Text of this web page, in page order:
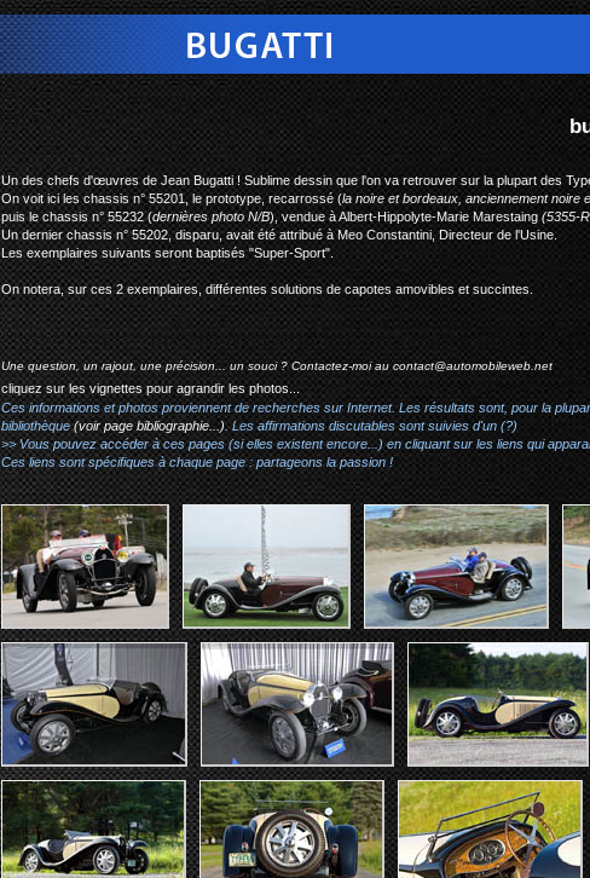
bugatti type 55 roadster jean
Un des chefs d'œuvres de Jean Bugatti ! Sublime dessin que l'on va retrouver sur la plupart des
On voit ici les chassis n° 55201, le prototype, recarrossé (la noire et bordeaux, anciennement noire
puis le chassis n° 55232 (dernières photo N/B), vendue à Albert-Hippolyte-Marie Marestaing (5355-
Un dernier chassis n° 55202, disparu, avait été attribué à Meo Constantini, Directeur de l'Usine.
Les exemplaires suivants seront baptisés "Super-Sport".
On notera, sur ces 2 exemplaires, différentes solutions de capotes amovibles et succintes.
Une question, un rajout, une précision... un souci ? Contactez-moi aucontact@automobileweb.net
cliquez sur les vignettes pour agrandir les photos...
Ces informations et photos proviennent de recherches sur Internet. Les résultats sont, pour la
bibliothèque(voir page bibliographie...). Les affirmations discutables sont suivies d'un (?)
>> Vous pouvez accéder à ces pages (si elles existent encore...) en cliquant sur les liens qui
Ces liens sont spécifiques à chaque page : partageons la passion !